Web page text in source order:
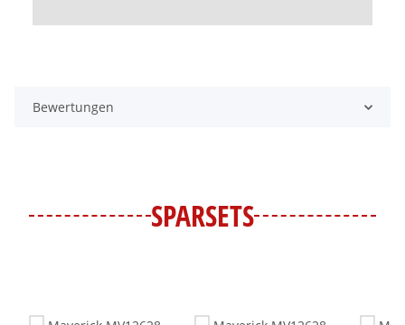
Bewertungen
SPARSETS